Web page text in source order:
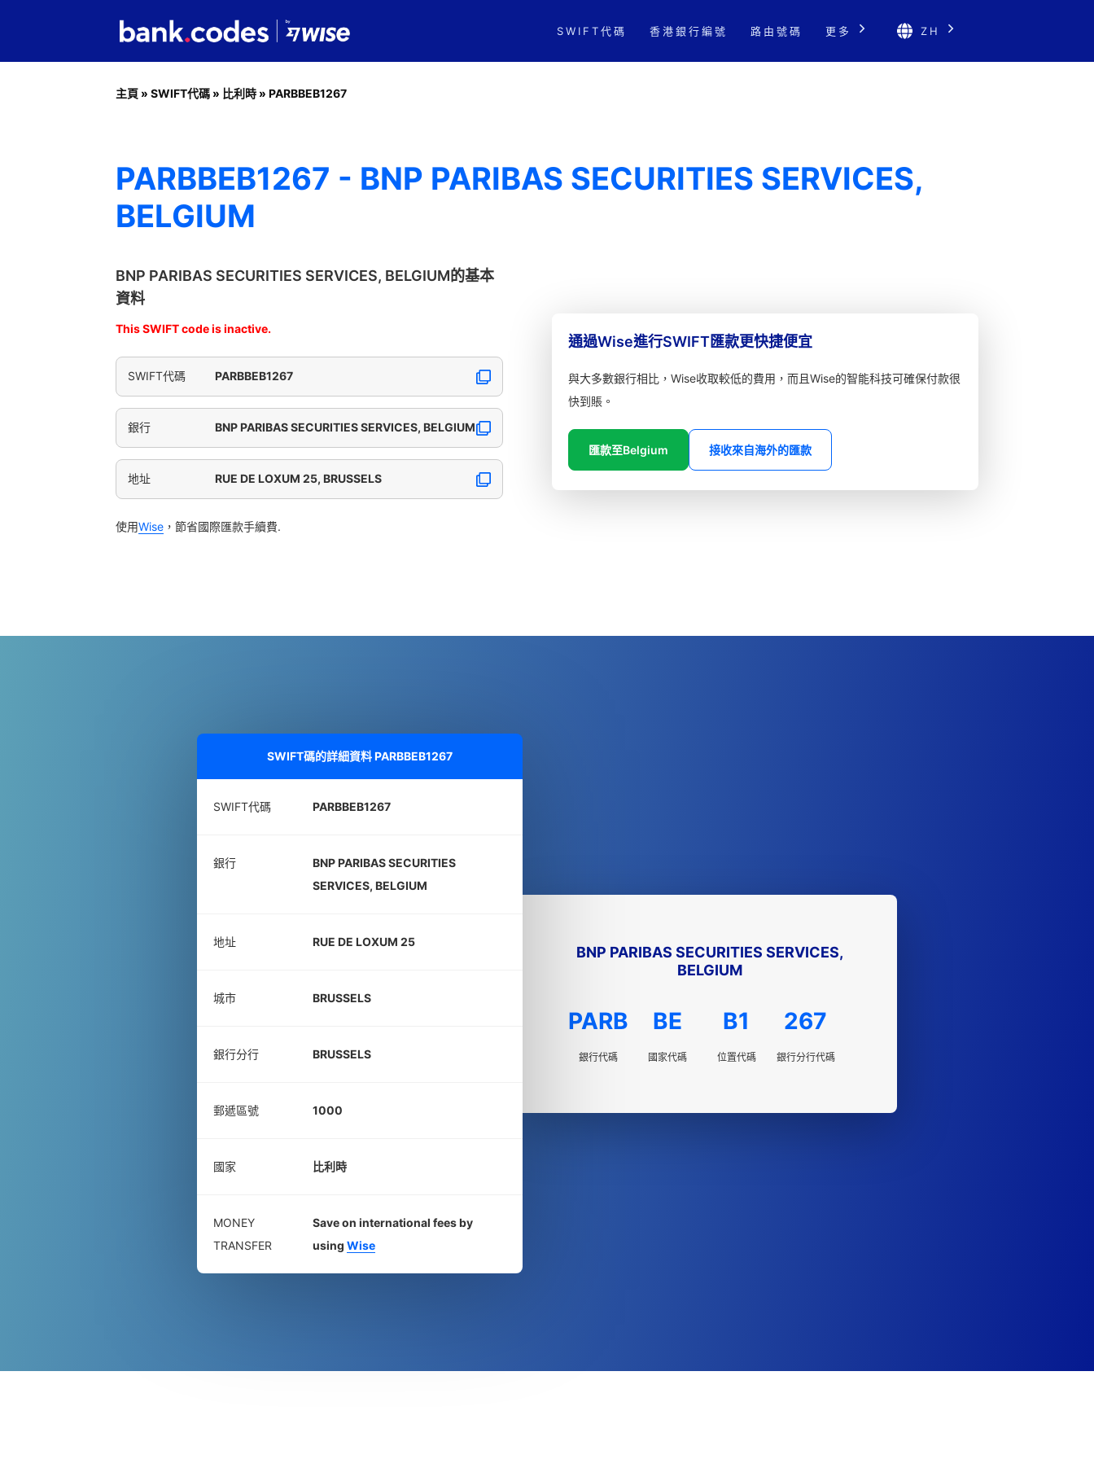
SWIFT代碼 香港銀行編號 路由號碼 更多 ZH
主頁 » SWIFT代碼 » 比利時 » PARBBEB1267
PARBBEB1267 - BNP PARIBAS SECURITIES SERVICES,
BELGIUM
BNP PARIBAS SECURITIES SERVICES, BELGIUM的基本
資料
This SWIFT code is inactive.
SWIFT代碼 PARBBEB1267
銀行 BNP PARIBAS SECURITIES SERVICES, BELGIUM
地址 RUE DE LOXUM 25, BRUSSELS
使用Wise ，節省國際匯款手續費.
通過Wise進行SWIFT匯款更快捷便宜
與大多數銀行相比，Wise收取較低的費用，而且Wise的智能科技可確保付款很
快到賬。
匯款至Belgium 接收來自海外的匯款
SWIFT碼的詳細資料PARBBEB1267
SWIFT代碼 PARBBEB1267
銀行
BNP PARIBAS SECURITIES
SERVICES, BELGIUM
地址 RUE DE LOXUM 25
城市 BRUSSELS
銀行分行 BRUSSELS
郵遞區號 1000
國家 比利時
MONEY
TRANSFER
Save on international fees by
using Wise
BNP PARIBAS SECURITIES SERVICES,
BELGIUM
PARB
銀行代碼
BE
國家代碼
B1
位置代碼
267
銀行分行代碼